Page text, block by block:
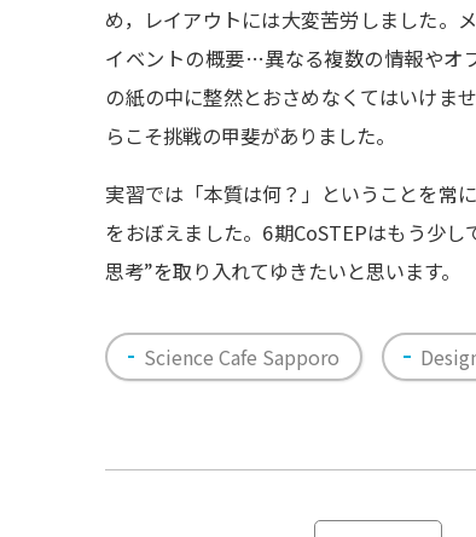
め，レイアウトには大変苦労しました。
イベントの概要…異なる複数の情報やオ
の紙の中に整然とおさめなくてはいけま
らこそ挑戦の甲斐がありました。
実習では「本質は何？」ということを常
をおぼえました。6期CoSTEPはもう少
思考”を取り入れてゆきたいと思います。
Science Cafe Sapporo
投